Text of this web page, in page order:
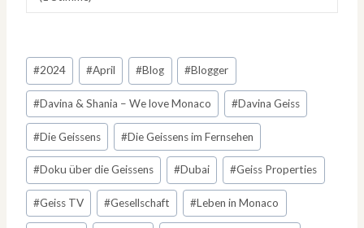
Schlagworte:
#2024 #April #Blog #Blogger
#Davina & Shania – We love Monaco #Davina Geiss
#Die Geissens #Die Geissens im Fernsehen
#Doku über die Geissens #Dubai #Geiss Properties
#Geiss TV #Gesellschaft #Leben in Monaco